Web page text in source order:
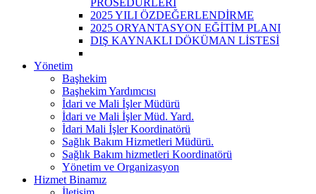
2025 YILI ÖZDEĞERLENDİRME
2025 ORYANTASYON EĞİTİM PLANI
DIŞ KAYNAKLI DÖKÜMAN LİSTESİ
Yönetim
Başhekim
Başhekim Yardımcısı
İdari ve Mali İşler Müdürü
İdari ve Mali İşler Müd. Yard.
İdari Mali İşler Koordinatörü
Sağlık Bakım Hizmetleri Müdürü.
Sağlık Bakım hizmetleri Koordinatörü
Yönetim ve Organizasyon
Hizmet Binamız